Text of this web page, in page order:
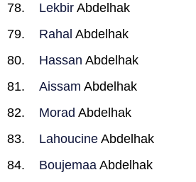
Lekbir Abdelhak
Rahal Abdelhak
Hassan Abdelhak
Aissam Abdelhak
Morad Abdelhak
Lahoucine Abdelhak
Boujemaa Abdelhak